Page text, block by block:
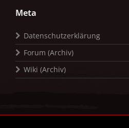
Meta
Datenschutzerklärung
Forum (Archiv)
Wiki (Archiv)